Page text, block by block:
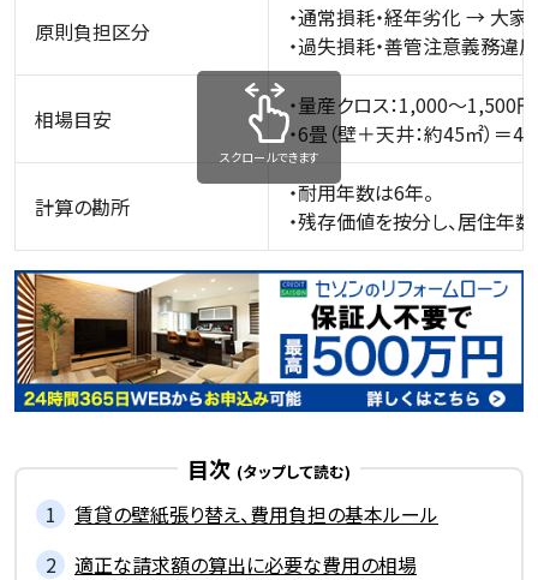
原則負担区分
・通常損耗・経年劣化 → 大家
・過失損耗・善管注意義務
相場目安
・量産クロス：1,000〜1,500
・6畳（壁＋天井：約45㎡）＝
計算の勘所
・耐用年数は6年。
・残存価値を按分し、居住年
スクロールできます
目次
賃貸の壁紙張り替え、費用負担の基本ルール
適正な請求額の算出に必要な費用の相場